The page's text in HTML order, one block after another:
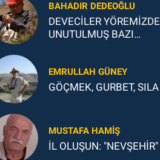
BAHADIR DEDEOĞLU
DEVECİLER YÖREMİZDE
UNUTULMUŞ BAZI
EMRULLAH GÜNEY
GÖÇMEK, GURBET, SILA
MUSTAFA HAMIŞ
İL OLUŞUN: "NEVŞEHİR"